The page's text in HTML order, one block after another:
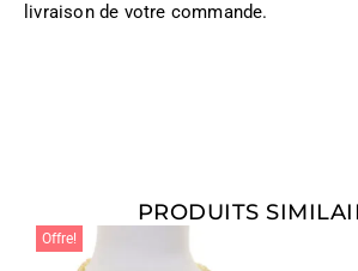
livraison de votre commande.
PRODUITS
Offre!